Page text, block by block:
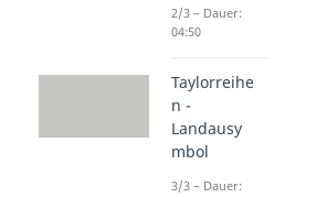
2/3 – Dauer:
04:50
Taylorreihe
n -
Landausy
mbol
3/3 – Dauer: